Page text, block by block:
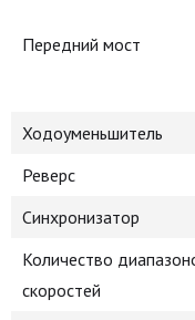
Передний мост
Ходоуменьшитель
Реверс
Синхронизатор
Количество
скоростей